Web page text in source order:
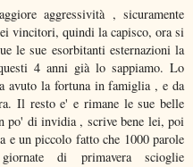
aggressività , sicuramente
vincitori, quindi la capisco, ora si
le sue esorbitanti esternazioni la
4 anni già lo sappiamo. Lo
avuto la fortuna in famiglia , e da
Il resto e' e rimane le sue belle
po' di invidia , scrive bene lei, poi
e un piccolo fatto che 1000 parole
di primavera scioglie